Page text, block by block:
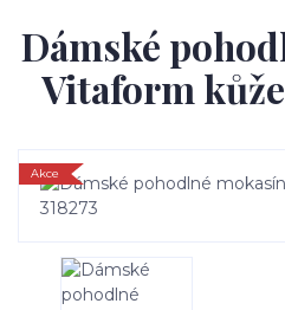
Dámské
Vitaform kůže
Akce